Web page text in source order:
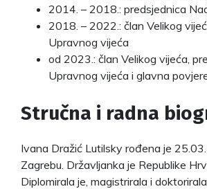
2014. – 2018.: predsjednica
2018. – 2022.: član Velikog
Upravnog vijeća
od 2023.: član Velikog vijeća,
Upravnog vijeća i glavna
Stručna i radna
Ivana Dražić Lutilsky rođena je
Zagrebu. Državljanka je Republike
Diplomirala je, magistrirala i